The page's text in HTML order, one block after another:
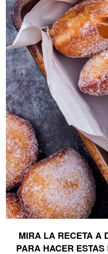
MIRA LA RECETA A
PARA HACER